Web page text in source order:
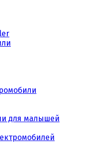
для малышей